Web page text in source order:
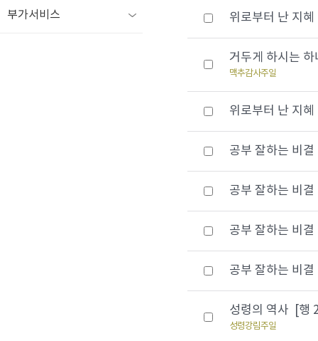
부가서비스 위로부터 난 지
거두게 하시는
맥추감사주일
위로부터 난 지
공부 잘하는 비
공부 잘하는 비
공부 잘하는 비
공부 잘하는 비
성령의 역사 [행
성령강림주일